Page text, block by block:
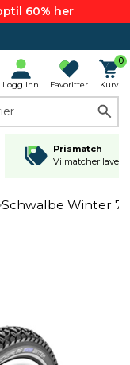
60% her
Logg Inn Favoritter
0
Kurv
Prismatch
Vi matcher
Schwalbe Winter